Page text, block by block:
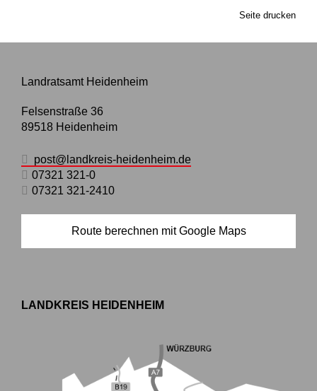
Seite drucken
Landratsamt Heidenheim
Felsenstraße 36
89518 Heidenheim
post@landkreis-heidenheim.de
07321 321-0
07321 321-2410
Route berechnen mit Google Maps
LANDKREIS HEIDENHEIM